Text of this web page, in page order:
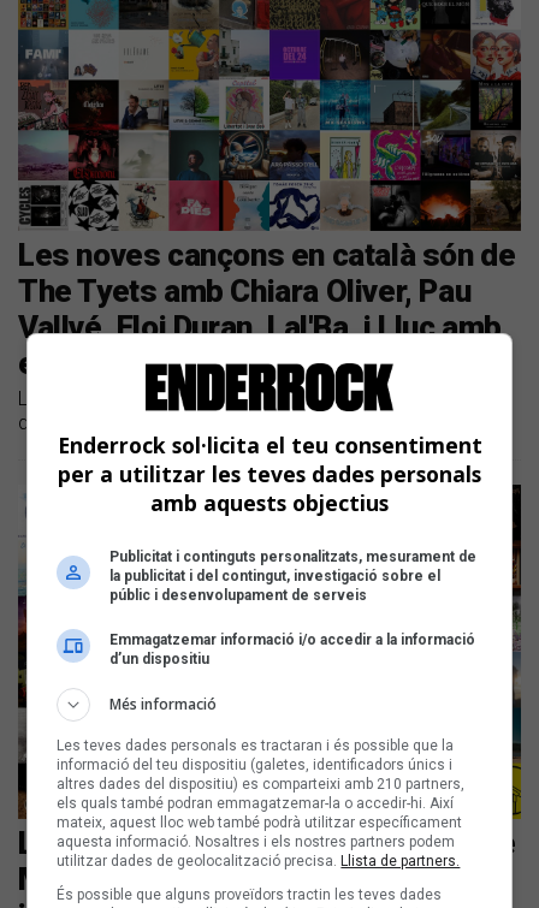
Les noves cançons en català són de
The Tyets amb Chiara Oliver, Pau
Vallvé, Eloi Duran, Lal'Ba, i Lluc amb
enMatu
Llistem les novetats discogràfiques en català dels últims
dies
Les noves cançons en català són de
Mushka i Julieta, Xisk amb Trapella,
Enderrock sol·licita el teu consentiment
per a utilitzar les teves dades personals
amb aquests objectius
Publicitat i continguts personalitzats, mesurament de
la publicitat i del contingut, investigació sobre el
públic i desenvolupament de serveis
Emmagatzemar informació i/o accedir a la informació
d’un dispositiu
Més informació
Les teves dades personals es tractaran i és possible que la
informació del teu dispositiu (galetes, identificadors únics i
altres dades del dispositiu) es comparteixi amb 210 partners,
els quals també podran emmagatzemar-la o accedir-hi. Així
mateix, aquest lloc web també podrà utilitzar específicament
aquesta informació. Nosaltres i els nostres partners podem
utilitzar dades de geolocalització precisa.Llista de partners.
És possible que alguns proveïdors tractin les teves dades